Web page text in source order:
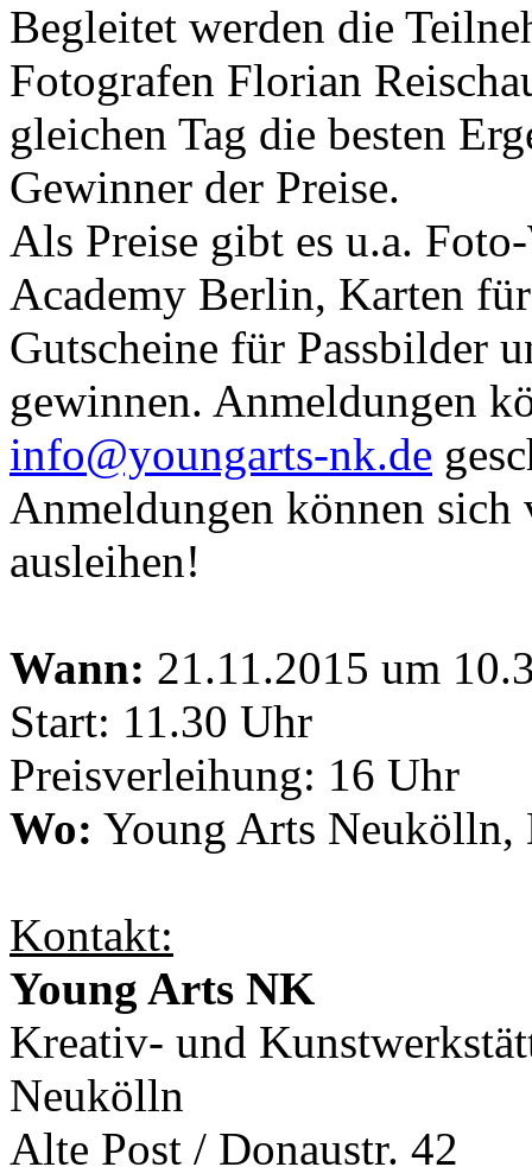
Begleitet werden die
Fotografen Florian
gleichen Tag die besten
Gewinner der Preise.
Als Preise gibt es u.a.
Academy Berlin, Karten
Gutscheine für Passbilder
gewinnen. Anmeldungen
info@youngarts-nk.de
Anmeldungen können
ausleihen!
Wann: 21.11.2015 um
Start: 11.30 Uhr
Preisverleihung: 16 Uhr
Wo: Young Arts Neukölln,
Kontakt:
Young Arts NK
Kreativ- und
Neukölln
Alte Post / Donaustr. 42